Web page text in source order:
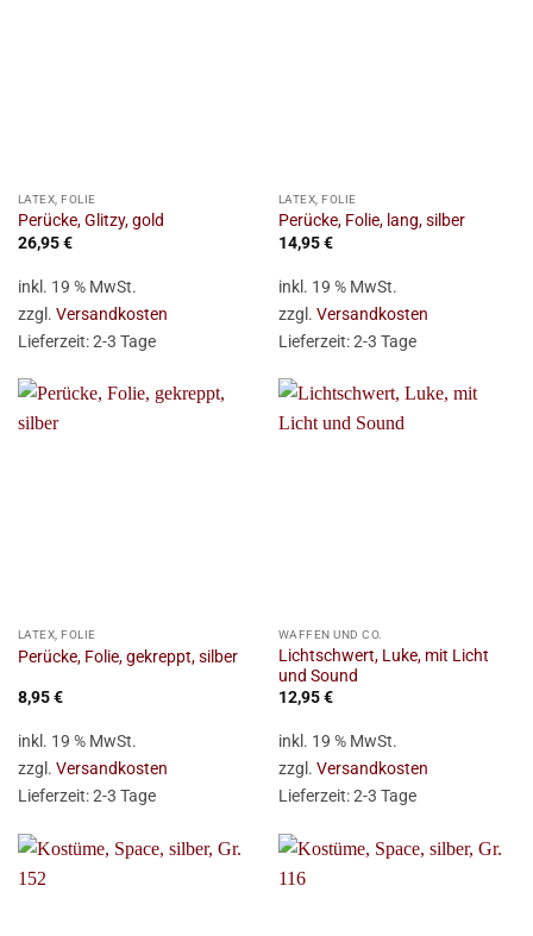
LATEX, FOLIE
Perücke, Glitzy, gold
26,95€
inkl. 19 % MwSt.
zzgl. Versandkosten
Lieferzeit:2-3 Tage
LATEX, FOLIE
Perücke, Folie, lang, silber
14,95€
inkl. 19 % MwSt.
zzgl. Versandkosten
Lieferzeit:2-3 Tage
LATEX, FOLIE
Perücke, Folie, gekreppt, silber
8,95€
inkl. 19 % MwSt.
zzgl. Versandkosten
Lieferzeit:2-3 Tage
WAFFEN UND CO.
Lichtschwert, Luke, mit Licht
und Sound
12,95€
inkl. 19 % MwSt.
zzgl. Versandkosten
Lieferzeit:2-3 Tage